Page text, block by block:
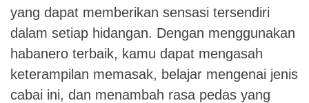
yang dapat memberikan sensasi tersendiri
dalam setiap hidangan. Dengan menggunakan
habanero terbaik, kamu dapat mengasah
keterampilan memasak, belajar mengenai jenis
cabai ini, dan menambah rasa pedas yang